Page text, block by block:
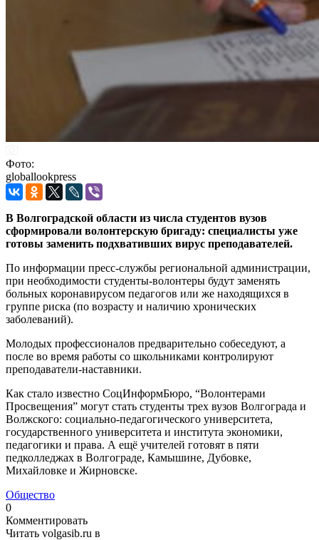
Фото:
globallookpress
В Волгоградской области из числа студентов вузов
сформировали волонтерскую бригаду: специалисты уже
готовы заменить подхвативших вирус преподавателей.
По информации пресс-службы региональной администрации,
при необходимости студенты-волонтеры будут заменять
больных коронавирусом педагогов или же находящихся в
группе риска (по возрасту и наличию хронических
заболеваний).
Молодых профессионалов предварительно собеседуют, а
после во время работы со школьниками контролируют
преподаватели-наставники.
Как стало известно СоцИнформБюро, “Волонтерами
Просвещения” могут стать студенты трех вузов Волгограда и
Волжского: социально-педагогического университета,
государственного университета и института экономики,
педагогики и права. А ещё учителей готовят в пяти
педколледжах в Волгограде, Камышине, Дубовке,
Михайловке и Жирновске.
Общество
0
Комментировать
Читать volgasib.ru в